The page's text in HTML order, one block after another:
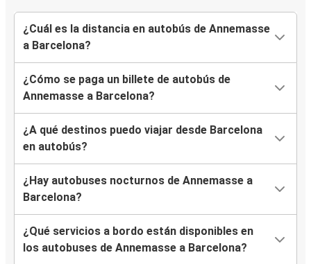
¿Cuál es la distancia en autobús de Annemasse
a Barcelona?
¿Cómo se paga un billete de autobús de
Annemasse a Barcelona?
¿A qué destinos puedo viajar desde Barcelona
en autobús?
¿Hay autobuses nocturnos de Annemasse a
Barcelona?
¿Qué servicios a bordo están disponibles en
los autobuses de Annemasse a Barcelona?